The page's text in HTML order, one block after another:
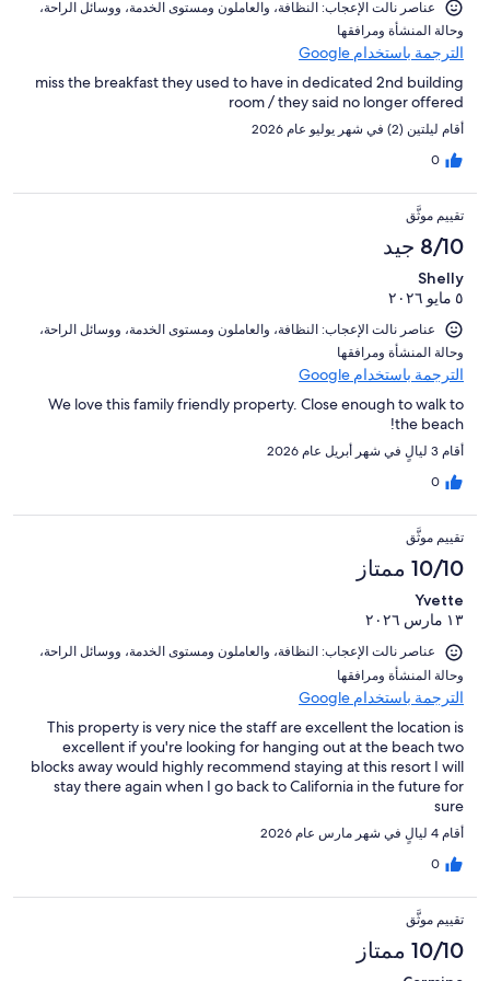
النزلاء
عناصر نالت الإعجاب: ⁦النظافة⁩، و⁦العاملون ومستوى الخدمة⁩، و⁦وسائل الراحة⁩،
و⁦حالة المنشأة ومرافقها⁩
الترجمة باستخدام Google
miss the breakfast they used to have in dedicated 2nd building
room / they said no longer offered
أقام ليلتين (2) في شهر يوليو عام 2026
0
تقييم موثَّق
8/10 جيد
Shelly
٥ مايو ٢٠٢٦
عناصر نالت الإعجاب: ⁦النظافة⁩، و⁦العاملون ومستوى الخدمة⁩، و⁦وسائل الراحة⁩،
و⁦حالة المنشأة ومرافقها⁩
الترجمة باستخدام Google
We love this family friendly property. Close enough to walk to
the beach!
أقام 3 ليالٍ في شهر أبريل عام 2026
0
تقييم موثَّق
10/10 ممتاز
Yvette
١٣ مارس ٢٠٢٦
عناصر نالت الإعجاب: ⁦النظافة⁩، و⁦العاملون ومستوى الخدمة⁩، و⁦وسائل الراحة⁩،
و⁦حالة المنشأة ومرافقها⁩
الترجمة باستخدام Google
This property is very nice the staff are excellent the location is
excellent if you're looking for hanging out at the beach two
blocks away would highly recommend staying at this resort I will
stay there again when I go back to California in the future for
sure
أقام 4 ليالٍ في شهر مارس عام 2026
0
تقييم موثَّق
10/10 ممتاز